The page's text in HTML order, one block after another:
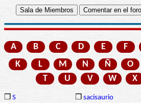
A B C D E F
K
L M N Ñ O
T U V W X
❒ S ❒ sacisaurio